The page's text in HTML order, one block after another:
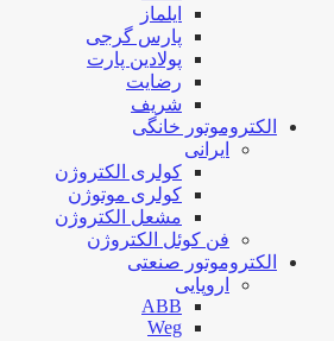
ایلماز
پارس گرجی
پولادین پارت
رضایت
شریف
الکتروموتور خانگی
ایرانی
کولری الکتروژن
کولری موتوژن
مشعل الکتروژن
فن کوئل الکتروژن
الکتروموتور صنعتی
اروپایی
ABB
Weg